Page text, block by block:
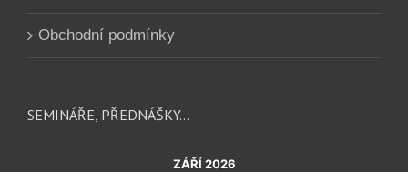
Obchodní podmínky
SEMINÁŘE, PŘEDNÁŠKY…
ZÁŘÍ 2026